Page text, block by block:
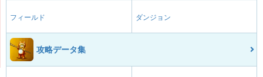
フィールド ダンジョン
攻略データ集